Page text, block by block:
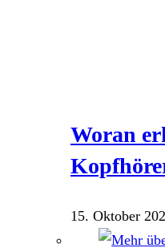
Woran
15. Oktober